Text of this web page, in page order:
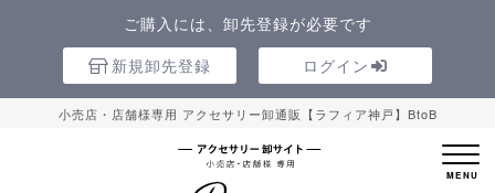
ご購入には、卸先登録が必要です
新規卸先登録
ログイン
小売店・店舗様専用 アクセサリー卸通販【ラフィア神戸】BtoB